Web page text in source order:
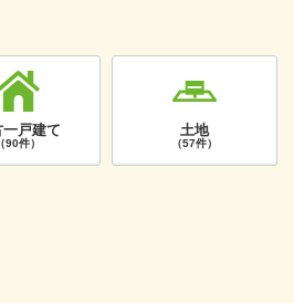
一戸建て
90件）
土地
（57件）